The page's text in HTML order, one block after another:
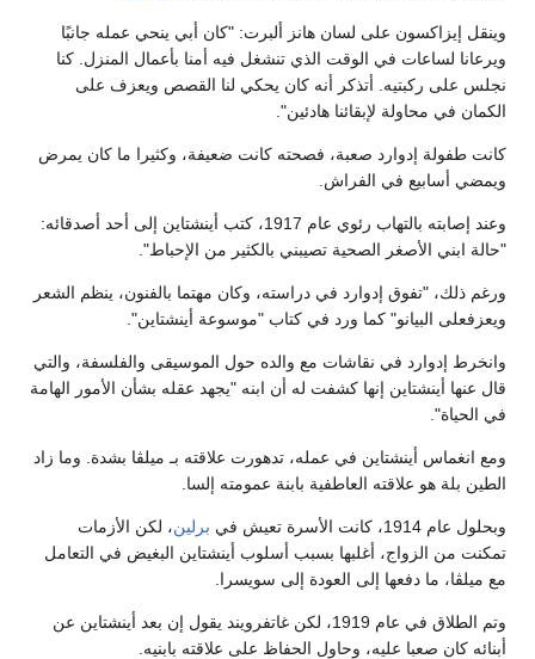
وينقل إيزاكسون على لسان هانز ألبرت: "كان أبي ينحي عمله جانبًا
ويرعانا لساعات في الوقت الذي تنشغل فيه أمنا بأعمال المنزل. كنا
نجلس على ركبتيه. أتذكر أنه كان يحكي لنا القصص ويعزف على
الكمان في محاولة لإبقائنا هادئين".
كانت طفولة إدوارد صعبة، فصحته كانت ضعيفة، وكثيرا ما كان يمرض
ويمضي أسابيع في الفراش.
وعند إصابته بالتهاب رئوي عام 1917، كتب أينشتاين إلى أحد أصدقائه:
"حالة ابني الأصغر الصحية تصيبني بالكثير من الإحباط".
ورغم ذلك، "تفوق إدوارد في دراسته، وكان مهتما بالفنون، ينظم الشعر
ويعزفعلى البيانو" كما ورد في كتاب "موسوعة أينشتاين".
وانخرط إدوارد في نقاشات مع والده حول الموسيقى والفلسفة، والتي
قال عنها أينشتاين إنها كشفت له أن ابنه "يجهد عقله بشأن الأمور الهامة
في الحياة".
ومع انغماس أينشتاين في عمله، تدهورت علاقته بـ ميلڤا بشدة. وما زاد
الطين بلة هو علاقته العاطفية بابنة عمومته إلسا.
وبحلول عام 1914، كانت الأسرة تعيش في برلين، لكن الأزمات
تمكنت من الزواج، أغلبها بسبب أسلوب أينشتاين البغيض في التعامل
مع ميلڤا، ما دفعها إلى العودة إلى سويسرا.
وتم الطلاق في عام 1919، لكن غاتفرويند يقول إن بعد أينشتاين عن
أبنائه كان صعبا عليه، وحاول الحفاظ على علاقته بابنيه.